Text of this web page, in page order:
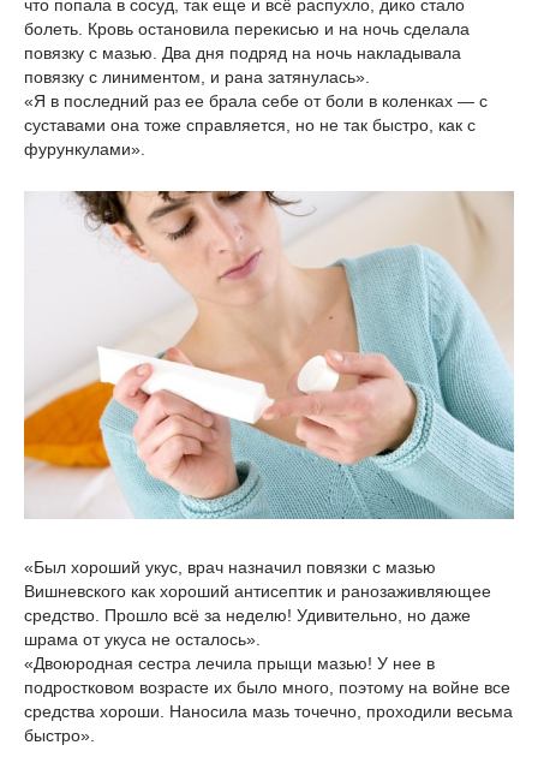
что попала в сосуд, так еще и всё распухло, дико стало
болеть. Кровь остановила перекисью и на ночь сделала
повязку с мазью. Два дня подряд на ночь накладывала
повязку с линиментом, и рана затянулась».
«Я в последний раз ее брала себе от боли в коленках — с
суставами она тоже справляется, но не так быстро, как с
фурункулами».
«Был хороший укус, врач назначил повязки с мазью
Вишневского как хороший антисептик и ранозаживляющее
средство. Прошло всё за неделю! Удивительно, но даже
шрама от укуса не осталось».
«Двоюродная сестра лечила прыщи мазью! У нее в
подростковом возрасте их было много, поэтому на войне все
средства хороши. Наносила мазь точечно, проходили весьма
быстро».